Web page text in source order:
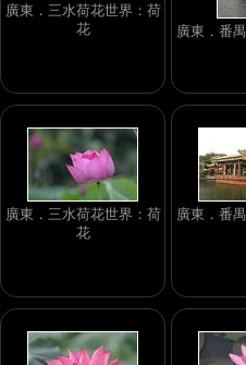
廣東．三水荷花世界：荷
花
廣東．番
廣東．三水荷花世界：荷
花
廣東．番